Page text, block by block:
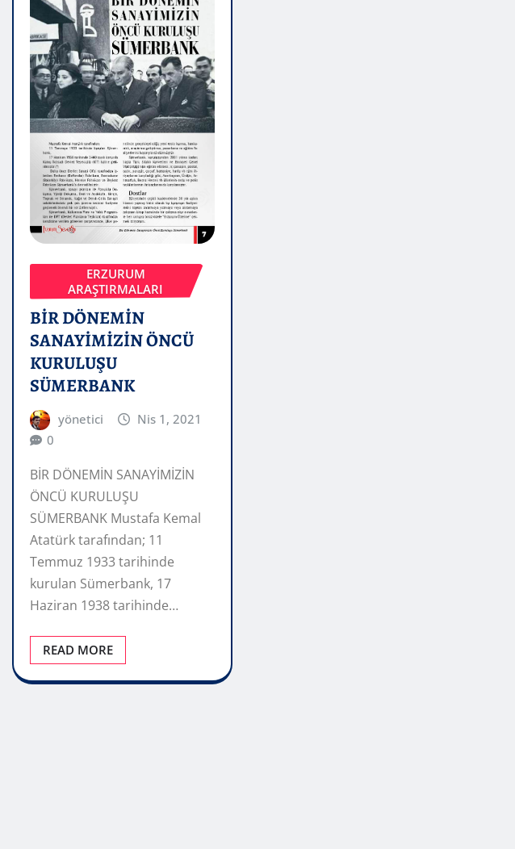
ERZURUM
ARAŞTIRMALARI
BİR DÖNEMİN
SANAYİMİZİN ÖNCÜ
KURULUŞU
SÜMERBANK
yönetici
Nis 1, 2021
0
BİR DÖNEMİN SANAYİMİZİN
ÖNCÜ KURULUŞU
SÜMERBANK Mustafa Kemal
Atatürk tarafından; 11
Temmuz 1933 tarihinde
kurulan Sümerbank, 17
Haziran 1938 tarihinde…
READ MORE